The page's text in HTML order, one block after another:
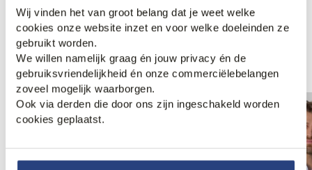
Wij vinden het van groot belang dat je weet welke
cookies onze website inzet en voor welke doeleinden ze
gebruikt worden.
We willen namelijk graag én jouw privacy én de
gebruiksvriendelijkheid én onze commerciëlebelangen
zoveel mogelijk waarborgen.
Ook via derden die door ons zijn ingeschakeld worden
cookies geplaatst.
Anderen bekeken ook